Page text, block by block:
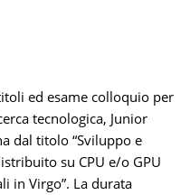
ed esame colloquio per
tecnologica, Junior
dal titolo “Sviluppo e
su CPU e/o GPU
in Virgo”. La durata